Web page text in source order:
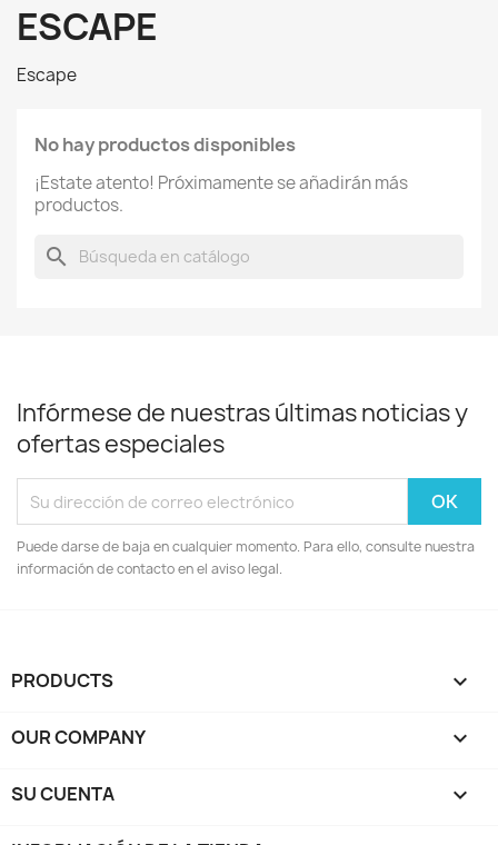
ESCAPE
Escape
No hay productos disponibles
¡Estate atento! Próximamente se añadirán más
productos.
search
Infórmese de nuestras últimas noticias y
ofertas especiales
Puede darse de baja en cualquier momento. Para ello, consulte nuestra
información de contacto en el aviso legal.
PRODUCTS 
OUR COMPANY 
SU CUENTA 